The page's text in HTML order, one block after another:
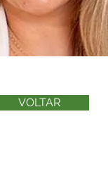
VOLTAR